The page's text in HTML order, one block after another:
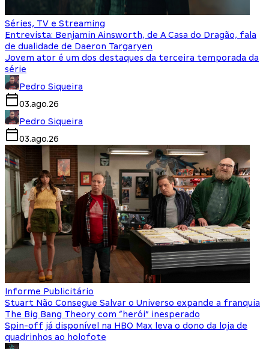
Séries, TV e Streaming
Entrevista: Benjamin Ainsworth, de A Casa do Dragão, fala
de dualidade de Daeron Targaryen
Jovem ator é um dos destaques da terceira temporada da
série
Pedro Siqueira
03.ago.26
Pedro Siqueira
03.ago.26
Informe Publicitário
Stuart Não Consegue Salvar o Universo expande a franquia
The Big Bang Theory com “herói” inesperado
Spin-off já disponível na HBO Max leva o dono da loja de
quadrinhos ao holofote